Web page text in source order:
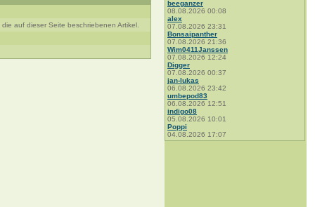
auf dieser Seite beschriebenen Artikel.
beeganzer
08.08.2026 00:08
alex
07.08.2026 23:31
Bonsaipanther
07.08.2026 21:36
Wim0411Janssen
07.08.2026 12:24
Digger
07.08.2026 00:37
jan-lukas
06.08.2026 23:42
umbepod83
06.08.2026 12:51
indigo08
05.08.2026 10:01
Poppi
04.08.2026 17:07